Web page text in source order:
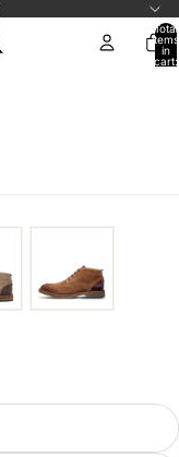
Total
items
in
cart: